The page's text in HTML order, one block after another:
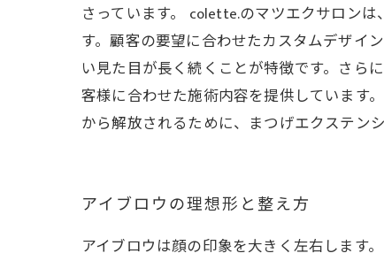
さっています。 colette.のマツエクサロン
す。顧客の要望に合わせたカスタムデザイ
い見た目が長く続くことが特徴です。さら
客様に合わせた施術内容を提供しています
から解放されるために、まつげエクステン
アイブロウの理想形と整え方
アイブロウは顔の印象を大きく左右します